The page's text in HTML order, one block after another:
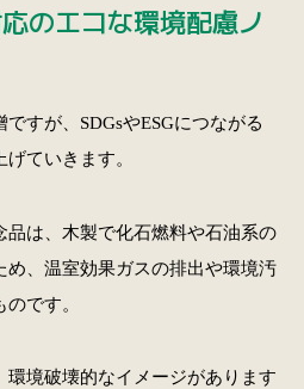
のエコな環境配慮ノ
すが、SDGsやESGにつながる
ていきます。
品は、木製で化石燃料や石油系の
め、温室効果ガスの排出や環境汚
です。
環境破壊的なイメージがあります